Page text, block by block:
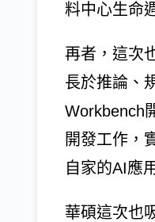
料中心生命
再者，這次
長於推論、
Workbench
開發工作，
自家的AI應
華碩這次也